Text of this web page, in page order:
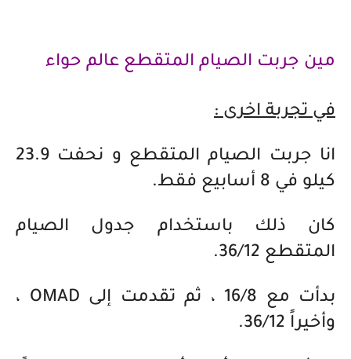
مين جربت الصيام المتقطع عالم حواء
في تجربة اخرى :
انا جربت الصيام المتقطع و نحفت 23.9
كيلو في 8 أسابيع فقط.
كان ذلك باستخدام جدول الصيام
المتقطع 36/12.
بدأت مع 16/8 ، ثم تقدمت إلى OMAD ،
وأخيراً 36/12.